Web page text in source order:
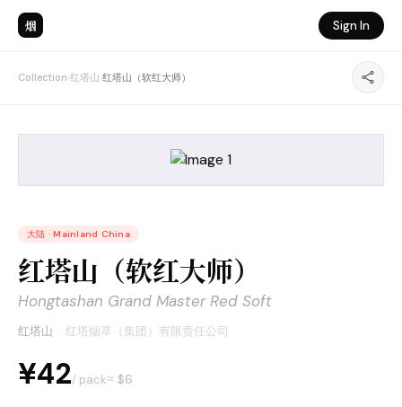
烟 Sign In
Collection›红塔山›红塔山（软红大师）
大陆 · Mainland China
红塔山（软红大师）
Hongtashan Grand Master Red Soft
红塔山 · 红塔烟草（集团）有限责任公司
¥42/ pack≈ $6